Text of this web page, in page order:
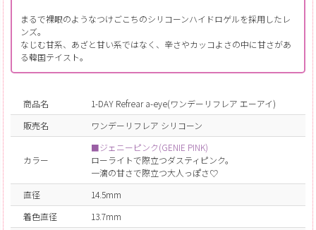
まるで裸眼のようなつけごこちのシリコーンハイドロゲルを採用したレ
ンズ。
なじむ甘系、あざと甘い系ではなく、辛さやカッコよさの中に甘さがあ
る韓国テイスト。
商品名
1-DAY Refrear a-eye(ワンデーリフレア エーアイ)
販売名
ワンデーリフレア シリコーン
カラー
■ジェニーピンク(GENIE PINK)
ローライトで際立つダスティピンク。
一滴の甘さで際立つ大人っぽさ♡
直径
14.5mm
着色直径
13.7mm